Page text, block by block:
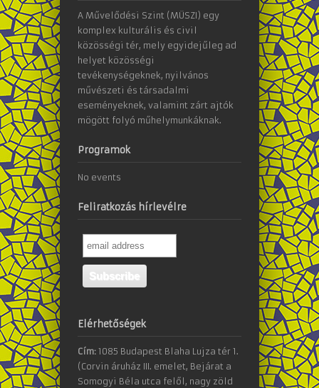
A Művelődési Szint (MÜSZI) egy
komplex kulturális és civil
közösségi tér, mely egyidejűleg ad
helyet közösségi
tevékenységeknek, nyilvános
művészeti és társadalmi
eseményeknek, valamint zárt ajtók
mögött folyó műhelymunkáknak.
Programok
No events
Feliratkozás hírlevélre
Elérhetőségek
Cím: 1085 Budapest Blaha Lujza tér 1.
(Corvin áruház III. emelet, Bejárat a
Somogyi Béla utca felől, nagy zöld